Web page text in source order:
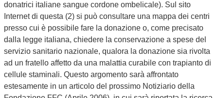
donatrici italiane sangue cordone ombelicale). Sul sito
Internet di questa (2) si può consultare una mappa dei centri
presso cui è possibile fare la donazione o, come precisato
dalla legge italiana, chiedere la conservazione a spese del
servizio sanitario nazionale, qualora la donazione sia rivolta
ad un fratello affetto da una malattia curabile con trapianto di
cellule staminali. Questo argomento sarà affrontato
estesamente in un articolo del prossimo Notiziario della